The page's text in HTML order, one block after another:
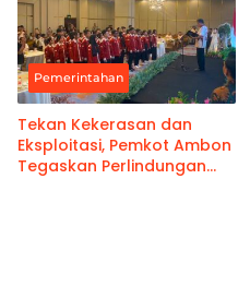
Pemerintahan
Tekan Kekerasan dan
Eksploitasi, Pemkot Ambon
Tegaskan Perlindungan